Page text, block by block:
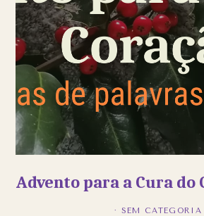
Advento para a Cura do
· SEM CATEGORIA